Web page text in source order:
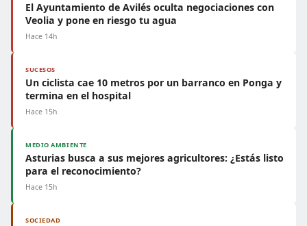
El Ayuntamiento de Avilés oculta negociaciones con
Veolia y pone en riesgo tu agua
Hace 14h
SUCESOS
Un ciclista cae 10 metros por un barranco en Ponga y
termina en el hospital
Hace 15h
MEDIO AMBIENTE
Asturias busca a sus mejores agricultores: ¿Estás listo
para el reconocimiento?
Hace 15h
SOCIEDAD